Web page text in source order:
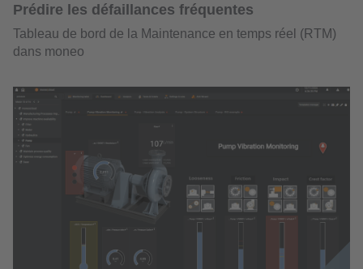
Prédire les défaillances fréquentes
Tableau de bord de la Maintenance en temps réel (RTM)
dans moneo